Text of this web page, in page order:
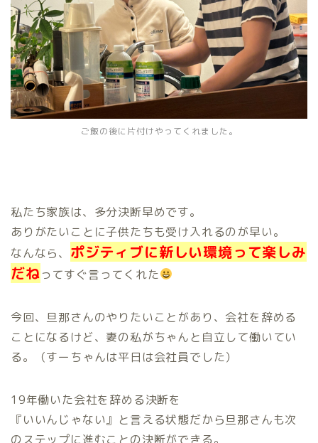
ご飯の後に片付けやってくれました。
私たち家族は、多分決断早めです。
ありがたいことに子供たちも受け入れるのが早い。
なんなら、 ポジティブに新しい環境って楽しみ
だねってすぐ言ってくれた
今回、旦那さんのやりたいことがあり、会社を辞める
ことになるけど、妻の私がちゃんと自立して働いてい
る。（すーちゃんは平日は会社員でした）
19年働いた会社を辞める決断を
『いいんじゃない』と言える状態だから旦那さんも次
のステップに進むことの決断ができる。